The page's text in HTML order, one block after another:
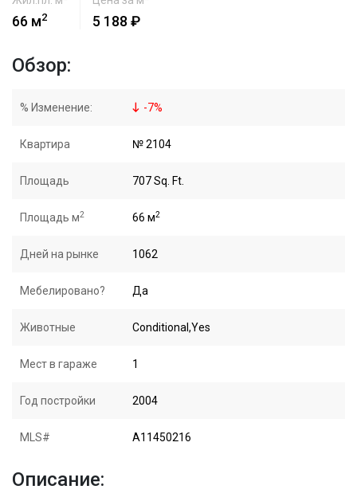
66 м2 5 188 ₽
Обзор:
% Изменение: -7%
Квартира № 2104
Площадь 707 Sq. Ft.
Площадь м2 66 м2
Дней на рынке 1062
Мебелировано? Да
Животные Conditional,Yes
Мест в гараже 1
Год постройки 2004
MLS# A11450216
Описание: